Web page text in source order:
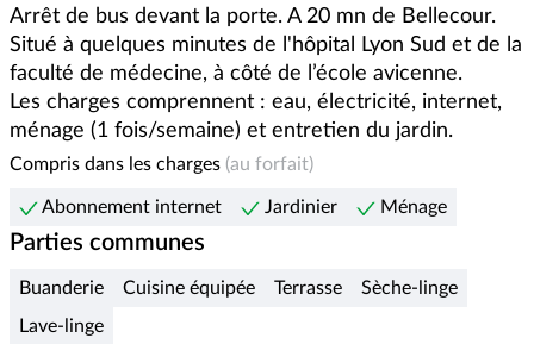
Arrêt de bus devant la porte. A 20 mn de Bellecour.
Situé à quelques minutes de l'hôpital Lyon Sud et de la
faculté de médecine, à côté de l’école avicenne.
Les charges comprennent : eau, électricité, internet,
ménage (1 fois/semaine) et entretien du jardin.
Compris dans les charges (au forfait)
Abonnement internet Jardinier Ménage
Parties communes
Buanderie Cuisine équipée Terrasse
Sèche-linge
Lave-linge